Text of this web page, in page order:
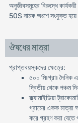
অনুজীবসমূহের বিরুদ্ধে
50S নামক অংশে সংযুক্ত হয়ে
ঔষধের মাত্রা
প্রাপ্তবয়স্কদের ক্ষেত্রে:
৫০০ মিঃগ্রাঃ দৈনিক
দ্বিতীয় থেকে পঞ্চম
ক্ল্যামাইডিয়া
গ্রামের একক মাত্রা
করে গ্রহণ করা যেতে